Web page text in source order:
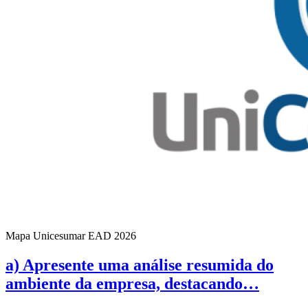
Mapa Unicesumar EAD 2026
a) Apresente uma análise resumida do
ambiente da empresa, destacando…